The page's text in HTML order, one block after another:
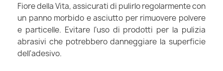
Fiore della Vita, assicurati di pulirlo regolarmente con
un panno morbido e asciutto per rimuovere polvere
e particelle. Evitare l'uso di prodotti per la pulizia
abrasivi che potrebbero danneggiare la superficie
dell'adesivo.